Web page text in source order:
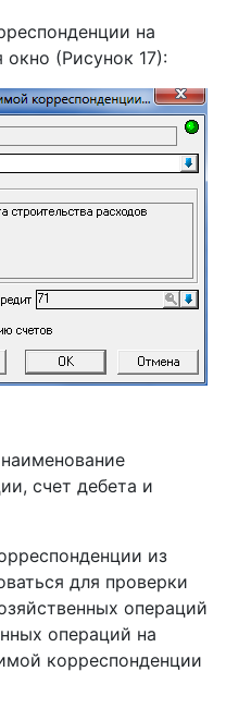
на
окно (Рисунок 17):
счет дебета и
из
для проверки
операций
операций на
корреспонденции